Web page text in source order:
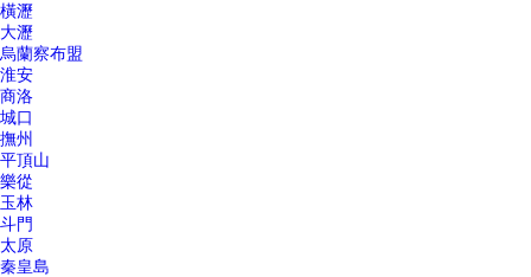
橫瀝
大瀝
烏蘭察布盟
淮安
商洛
城口
撫州
平頂山
樂從
玉林
斗門
太原
秦皇島